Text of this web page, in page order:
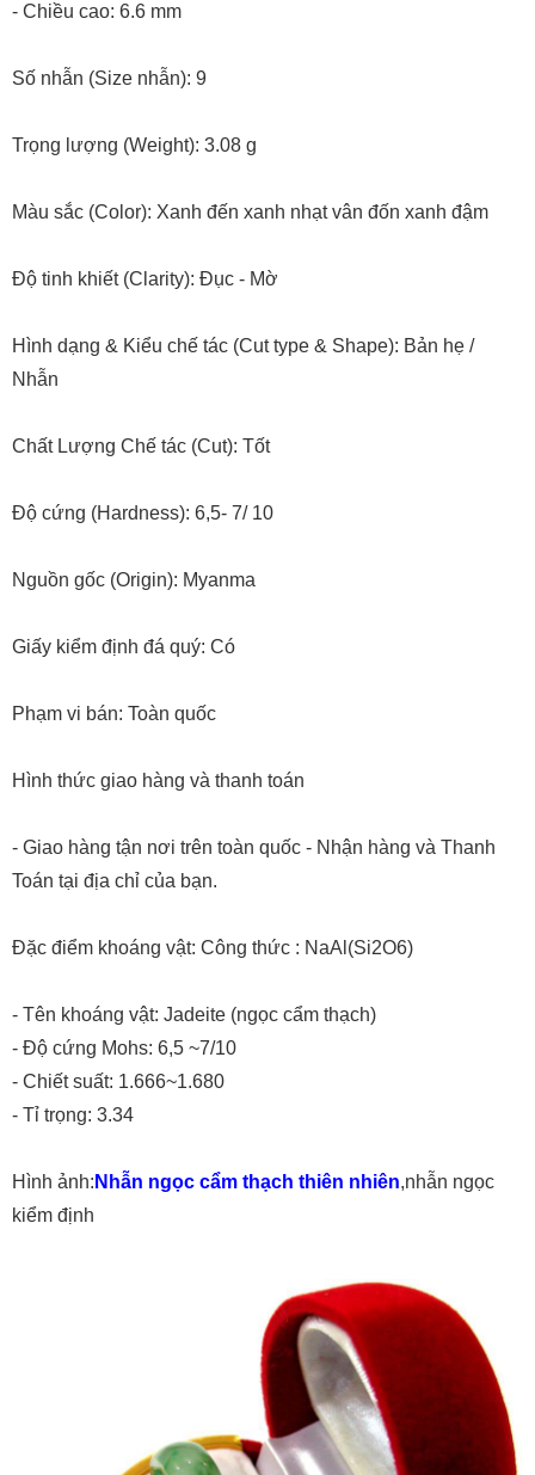
- Chiều cao: 6.6 mm
Số nhẫn (Size nhẫn): 9
Trọng lượng (Weight): 3.08 g
Màu sắc (Color): Xanh đến xanh nhạt vân đốn xanh đậm
Độ tinh khiết (Clarity): Đục - Mờ
Hình dạng & Kiểu chế tác (Cut type & Shape): Bản hẹ /
Nhẫn
Chất Lượng Chế tác (Cut): Tốt
Độ cứng (Hardness): 6,5- 7/ 10
Nguồn gốc (Origin): Myanma
Giấy kiểm định đá quý: Có
Phạm vi bán: Toàn quốc
Hình thức giao hàng và thanh toán
- Giao hàng tận nơi trên toàn quốc - Nhận hàng và Thanh
Toán tại địa chỉ của bạn.
Đặc điểm khoáng vật: Công thức : NaAl(Si2O6)
- Tên khoáng vật: Jadeite (ngọc cẩm thạch)
- Độ cứng Mohs: 6,5 ~7/10
- Chiết suất: 1.666~1.680
- Tỉ trọng: 3.34
Hình ảnh: Nhẫn ngọc cẩm thạch thiên nhiên,nhẫn ngọc
kiểm định